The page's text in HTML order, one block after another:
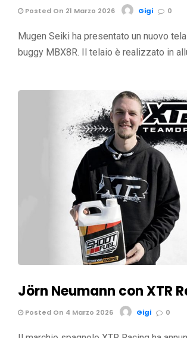
Posted On 21 Marzo 2026 Gigi 0
Mugen Seiki ha presentato un nuovo
buggy MBX8R. Il telaio è realizzato in
Jörn Neumann con XTR
Posted On 4 Marzo 2026 Gigi 0